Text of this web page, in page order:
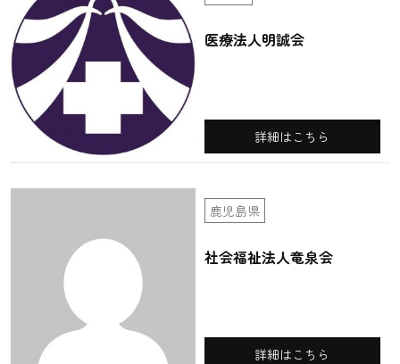
医療法人明誠会
詳細はこちら
鹿児島県
社会福祉法人竜泉会
詳細はこちら